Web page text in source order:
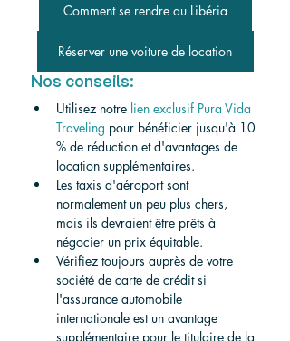
Comment se rendre au Libéria
Réserver une voiture de location
Nos conseils:
Utilisez notre lien exclusif Pura Vida
Traveling pour bénéficier jusqu'à 10
% de réduction et d'avantages de
location supplémentaires.
Les taxis d'aéroport sont
normalement un peu plus chers,
mais ils devraient être prêts à
négocier un prix équitable.
Vérifiez toujours auprès de votre
société de carte de crédit si
l'assurance automobile
internationale est un avantage
supplémentaire pour le titulaire de la